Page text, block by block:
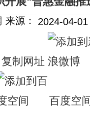
来源： 2024-04-
复制网址
百度空